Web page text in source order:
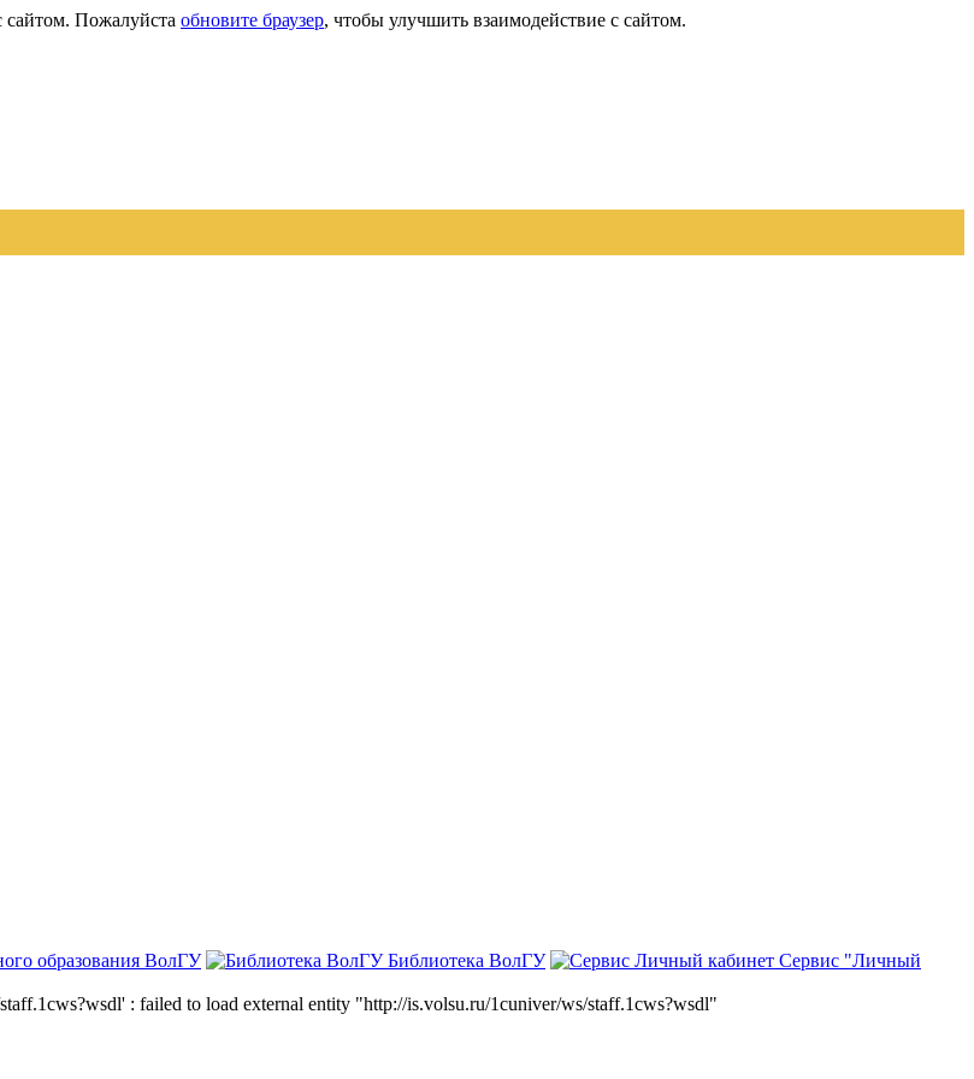
сайтом. Пожалуйста обновите браузер, чтобы улучшить взаимодействие с сайтом.
образования ВолГУ Библиотека ВолГУ
Сервис "Личный
: failed to load external entity "http://is.volsu.ru/1cuniver/ws/staff.1cws?wsdl"